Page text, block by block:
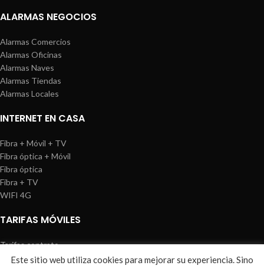
ALARMAS NEGOCIOS
Alarmas Comercios
Alarmas Oficinas
Alarmas Naves
Alarmas Tiendas
Alarmas Locales
INTERNET EN CASA
Fibra + Móvil + TV
Fibra óptica + Móvil
Fibra óptica
Fibra + TV
WIFI 4G
TARIFAS MÓVILES
Tarifas contrato
Tarifas prepago
Este sitio web utiliza cookies para mejorar su experiencia. Sino